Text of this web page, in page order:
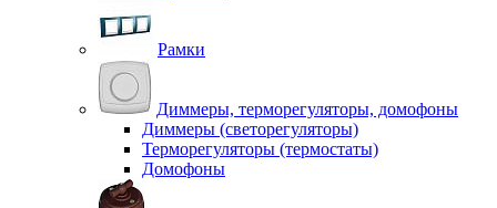
Рамки
Диммеры, терморегуляторы, домофоны
Диммеры (светорегуляторы)
Терморегуляторы (термостаты)
Домофоны